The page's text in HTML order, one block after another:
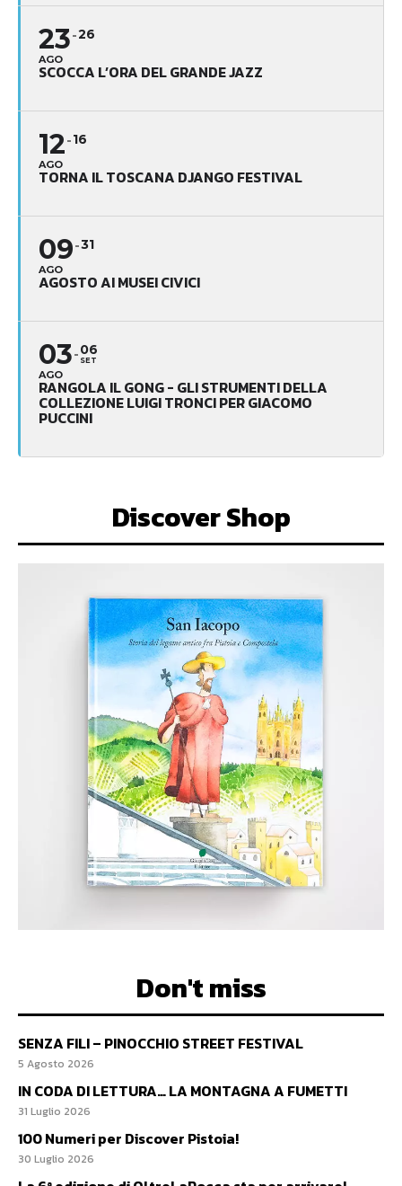
23
AGO
26
SCOCCA L’ORA DEL GRANDE JAZZ
12
AGO
16
TORNA IL TOSCANA DJANGO FESTIVAL
09
AGO
31
AGOSTO AI MUSEI CIVICI
03
AGO
06
SET
RANGOLA IL GONG - GLI STRUMENTI DELLA
COLLEZIONE LUIGI TRONCI PER GIACOMO
PUCCINI
Discover Shop
Don't miss
SENZA FILI – PINOCCHIO STREET FESTIVAL
5 Agosto 2026
IN CODA DI LETTURA… LA MONTAGNA A FUMETTI
31 Luglio 2026
100 Numeri per Discover Pistoia!
30 Luglio 2026